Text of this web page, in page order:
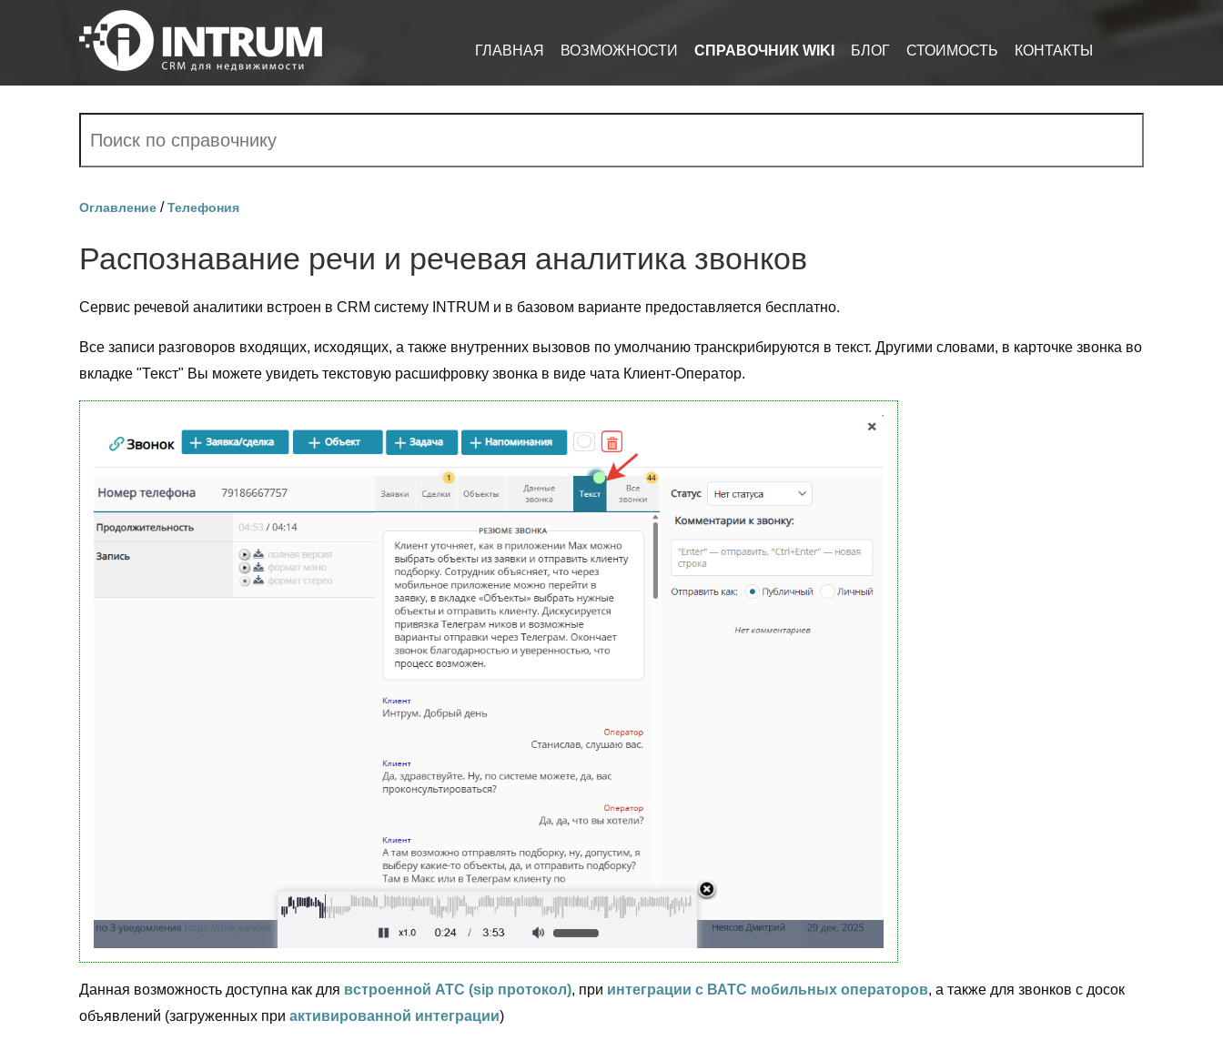
ГЛАВНАЯ ВОЗМОЖНОСТИ СПРАВОЧНИК WIKI БЛОГ СТОИМОСТЬ КОНТАКТЫ
Оглавление /Телефония
Распознавание речи и речевая аналитика звонков
Сервис речевой аналитики встроен в CRM систему INTRUM и в базовом варианте предоставляется бесплатно.
Все записи разговоров входящих, исходящих, а также внутренних вызовов по умолчанию транскрибируются в текст. Другими словами, в карточке звонка во
вкладке "Текст" Вы можете увидеть текстовую расшифровку звонка в виде чата Клиент-Оператор.
Данная возможность доступна как для встроенной АТС (sip протокол), при интеграции с ВАТС мобильных операторов, а также для звонков с досок
объявлений (загруженных при активированной интеграции)